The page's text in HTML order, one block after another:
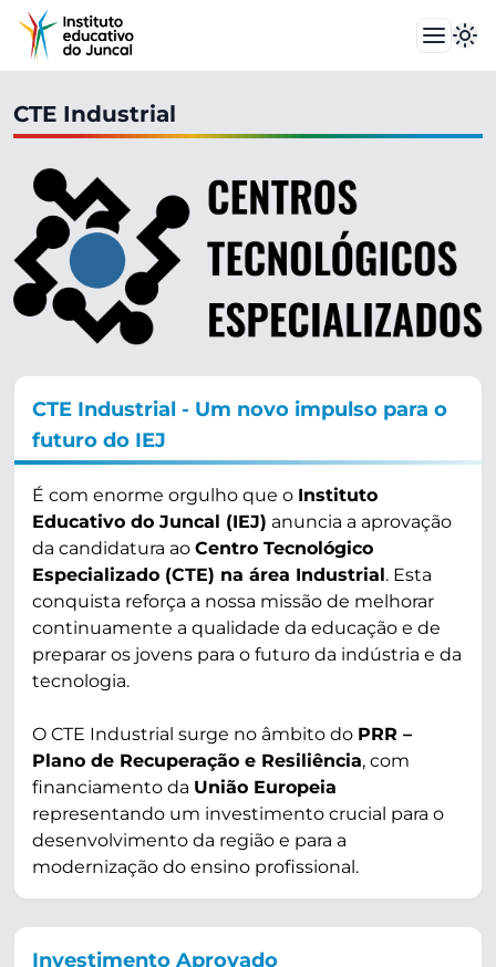
CTE Industrial
CTE Industrial - Um novo impulso para o
futuro do IEJ
É com enorme orgulho que o Instituto
Educativo do Juncal (IEJ) anuncia a aprovação
da candidatura ao Centro Tecnológico
Especializado (CTE) na área Industrial. Esta
conquista reforça a nossa missão de melhorar
continuamente a qualidade da educação e de
preparar os jovens para o futuro da indústria e da
tecnologia.
O CTE Industrial surge no âmbito do PRR –
Plano de Recuperação e Resiliência, com
financiamento da União Europeia
representando um investimento crucial para o
desenvolvimento da região e para a
modernização do ensino profissional.
Investimento Aprovado